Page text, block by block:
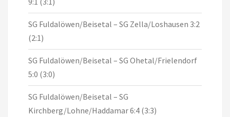
SG Fuldalöwen/Beisetal – SG Zella/Loshausen 3:2
(2:1)
SG Fuldalöwen/Beisetal – SG Ohetal/Frielendorf
5:0 (3:0)
SG Fuldalöwen/Beisetal – SG
Kirchberg/Lohne/Haddamar 6:4 (3:3)